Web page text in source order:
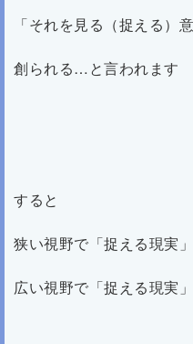
「それを見る（捉える）
創られる…と言われます
すると
狭い視野で「捉える現実
広い視野で「捉える現実